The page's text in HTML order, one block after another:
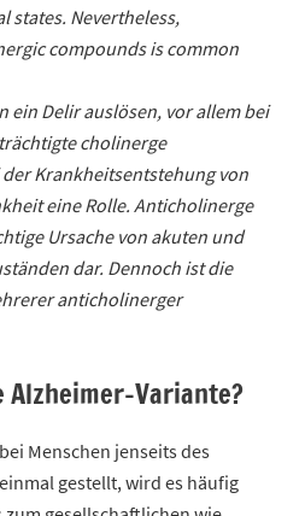
states. Nevertheless,
compounds is common
ein Delir auslösen, vor allem bei
cholinerge
Krankheitsentstehung von
eine Rolle. Anticholinerge
Ursache von akuten und
dar. Dennoch ist die
anticholinerger
Variante?
Menschen jenseits des
gestellt, wird es häufig